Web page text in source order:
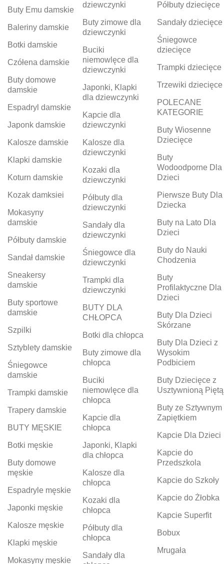
Buty Emu damskie
Baleriny damskie
Botki damskie
Czółena damskie
Buty domowe
damskie
Espadryl damskie
Japonk damskie
Kalosze damskie
Klapki damskie
Koturn damskie
Kozak damksiei
Mokasyny
damskie
Półbuty damskie
Sandał damskie
Sneakersy
damskie
Buty sportowe
damskie
Szpilki
Sztyblety damskie
Śniegowce
damskie
Trampki damskie
Trapery damskie
BUTY MĘSKIE
Botki męskie
Buty domowe
męskie
Espadryle męskie
Japonki męskie
Kalosze męskie
Klapki męskie
Mokasyny męskie
dziewczynki
Buty zimowe dla
dziewczynki
Buciki
niemowlęce dla
dziewczynki
Japonki, Klapki
dla dziewczynki
Kapcie dla
dziewczynki
Kalosze dla
dziewczynki
Kozaki dla
dziewczynki
Półbuty dla
dziewczynki
Sandały dla
dziewczynki
Śniegowce dla
dziewczynki
Trampki dla
dziewczynki
BUTY DLA
CHŁOPCA
Botki dla chłopca
Buty zimowe dla
chłopca
Buciki
niemowlęce dla
chłopca
Kapcie dla
chłopca
Japonki, Klapki
dla chłopca
Kalosze dla
chłopca
Kozaki dla
chłopca
Półbuty dla
chłopca
Sandały dla
Półbuty dziecięce
Sandały dziecięce
Śniegowce
dziecięce
Trampki dziecięce
Trzewiki dziecięce
POLECANE
KATEGORIE
Buty Wiosenne
Dziecięce
Buty
Wodoodporne Dla
Dzieci
Pierwsze Buty Dla
Dziecka
Buty na Lato Dla
Dzieci
Buty do Nauki
Chodzenia
Buty
Profilaktyczne Dla
Dzieci
Buty Dla Dzieci
Skórzane
Buty Dla Dzieci z
Wysokim
Podbiciem
Buty Dziecięce z
Usztywnioną Piętą
Buty ze Sztywnym
Zapiętkiem
Kapcie Dla Dzieci
Kapcie do
Przedszkola
Kapcie do Szkoły
Kapcie do Żłobka
Kapcie Superfit
Bobux
Mrugała